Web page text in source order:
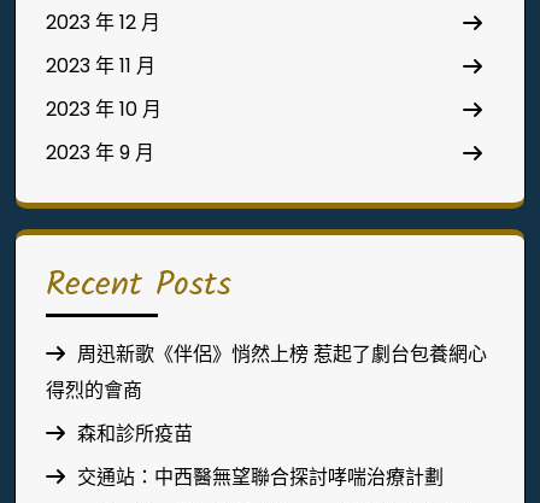
2023 年 12 月
2023 年 11 月
2023 年 10 月
2023 年 9 月
Recent Posts
周迅新歌《伴侶》悄然上榜 惹起了劇台包養網心
得烈的會商
森和診所疫苗
交通站：中西醫無望聯合探討哮喘治療計劃